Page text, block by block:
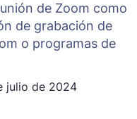
de Zoom como
de grabación de
o programas de
julio de 2024